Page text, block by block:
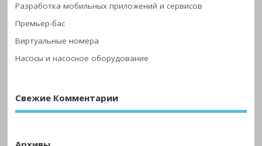
Разработка мобильных приложений и сервисов
Премьер-бас
Виртуальные номера
Насосы и насосное оборудование
Свежие Комментарии